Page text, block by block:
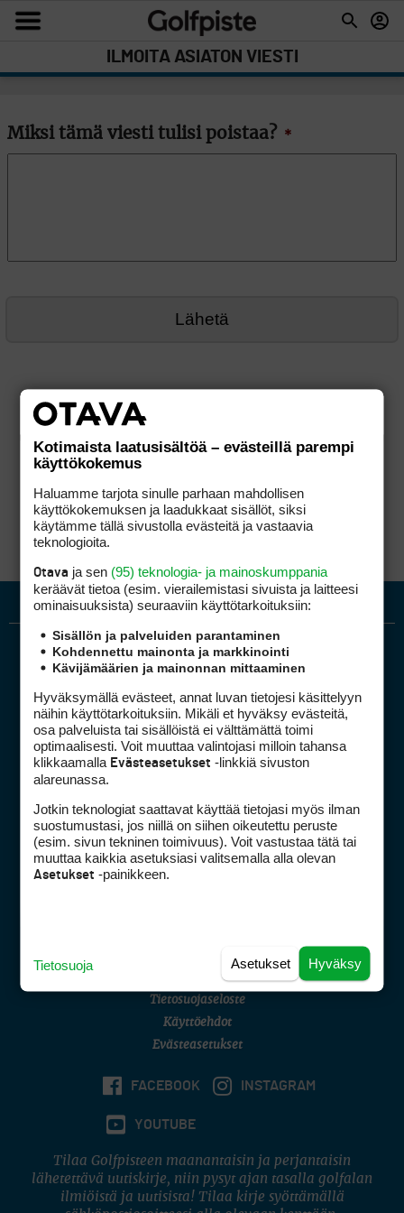
ILMOITA ASIATON VIESTI
Miksi tämä viesti tulisi poistaa? *
Golfpiste mediakortti
Golfpisteen yhteystiedot
DSA avoimuusraportti
Asiakaspalvelu
(digi) digi@otavamedia.fi
Tietosuojaseloste
Käyttöehdot
Evästeasetukset
FACEBOOK INSTAGRAM
YOUTUBE
Tilaa Golfpisteen maanantaisin ja perjantaisin
lähetettävä uutiskirje, niin pysyt ajan tasalla golfalan
ilmiöistä ja uutisista! Tilaa kirje syöttämällä
Kotimaista laatusisältöä – evästeillä parempi
käyttökokemus
Haluamme tarjota sinulle parhaan mahdollisen
käyttökokemuksen ja laadukkaat sisällöt, siksi
käytämme tällä sivustolla evästeitä ja vastaavia
teknologioita.
Otava ja sen (95) teknologia- ja mainoskumppania
keräävät tietoa (esim. vierailemis­tasi sivuista ja laitteesi
ominaisuuk­sista) seuraaviin käyttötarkoituksiin:
Sisällön ja palveluiden parantaminen
Kohdennettu mainonta ja markkinointi
Kävijämäärien ja mainonnan mittaaminen
Hyväksymällä evästeet, annat luvan tietojesi käsittelyyn
näihin käyttötarkoituksiin. Mikäli et hyväksy evästeitä,
osa palveluista tai sisällöistä ei välttämättä toimi
optimaalisesti. Voit muuttaa valintojasi milloin tahansa
klikkaamalla Evästeasetukset -linkkiä sivuston
alareunassa.
Jotkin teknologiat saattavat käyttää tietojasi myös ilman
suostumustasi, jos niillä on siihen oikeutettu peruste
(esim. sivun tekninen toimivuus). Voit vastustaa tätä tai
muuttaa kaikkia asetuksiasi valitsemalla alla olevan
Asetukset -painikkeen.
Hyväksy
Asetukset
Tietosuoja